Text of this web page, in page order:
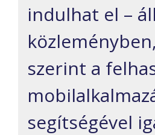
indulhat el –
szerint a
segítségével